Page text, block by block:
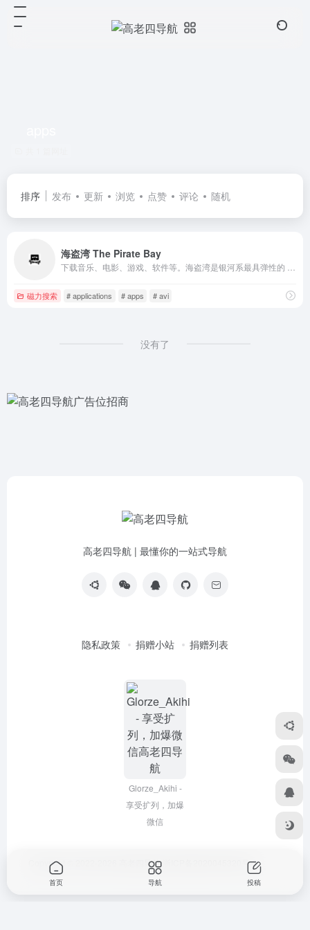
排序 发布 更新 浏览 点赞 评论 随机
海盗湾 The Pirate Bay
磁力搜索 # applications # apps # avi
没有了
高老四导航 | 最懂你的一站式导航
隐私政策 捐赠小站 捐赠列表
Glorze_Akihi -
享受扩列，加爆
微信
Copyright © 2022-2026 高老四导航 浙ICP备2020045320号-3
首页 导航 投稿